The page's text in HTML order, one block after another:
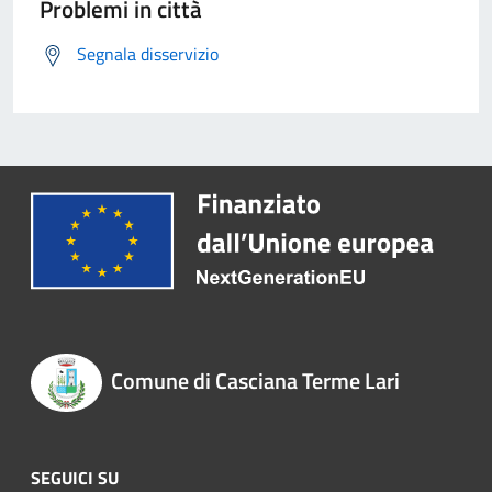
Problemi in città
Segnala disservizio
Comune di Casciana Terme Lari
SEGUICI SU